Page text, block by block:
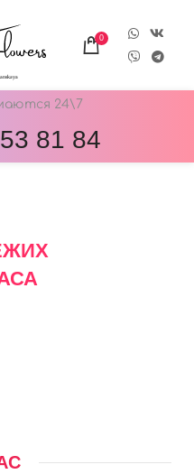
0
24\7
81 84